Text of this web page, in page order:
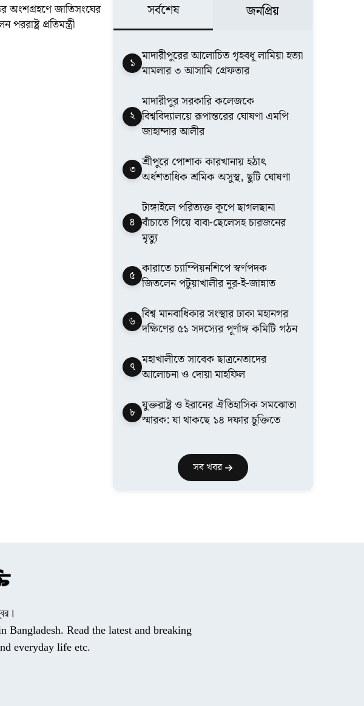
অংশগ্রহণে জাতিসংঘের
পররাষ্ট্র প্রতিমন্ত্রী
সর্বশেষ জনপ্রিয়
১ মাদারীপুরের আলোচিত গৃহবধূ লামিয়া হত্যা
মামলার ৩ আসামি গ্রেফতার
২
মাদারীপুর সরকারি কলেজকে
বিশ্ববিদ্যালয়ে রূপান্তরের ঘোষণা এমপি
জাহান্দার আলীর
৩ শ্রীপুরে পোশাক কারখানায় হঠাৎ
অর্ধশতাধিক শ্রমিক অসুস্থ, ছুটি ঘোষণা
৪
টাঙ্গাইলে পরিত্যক্ত কূপে ছাগলছানা
বাঁচাতে গিয়ে বাবা-ছেলেসহ চারজনের
মৃত্যু
৫ কারাতে চ্যাম্পিয়নশিপে স্বর্ণপদক
জিতলেন পটুয়াখালীর নুর-ই-জান্নাত
৬ বিশ্ব মানবাধিকার সংস্থার ঢাকা মহানগর
দক্ষিণের ৫১ সদস্যের পূর্ণাঙ্গ কমিটি গঠন
৭ মহাখালীতে সাবেক ছাত্রনেতাদের
আলোচনা ও দোয়া মাহফিল
৮ যুক্তরাষ্ট্র ও ইরানের ঐতিহাসিক সমঝোতা
স্মারক: যা থাকছে ১৪ দফার চুক্তিতে
সব খবর
Read the latest and breaking
everyday life etc.